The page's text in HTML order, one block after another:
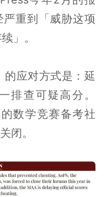
重到「威胁这项
」。
的应对方式是：延
排查可疑高分。
数学竞赛备考社
闭。